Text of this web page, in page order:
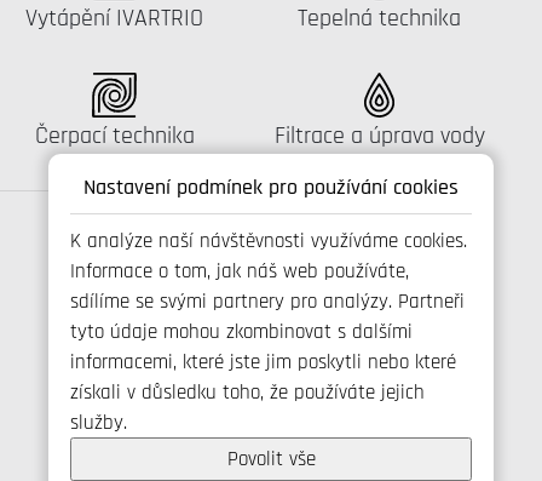
Nastavení podmínek pro používání cookies
K analýze naší návštěvnosti využíváme cookies.
Informace o tom, jak náš web používáte,
sdílíme se svými partnery pro analýzy. Partneři
tyto údaje mohou zkombinovat s dalšími
informacemi, které jste jim poskytli nebo které
získali v důsledku toho, že používáte jejich
služby.
Povolit vše
Katalog:
Vytápění IVARTRIO Katalog:
Tepelná technika
Katalog:
Čerpací technika Katalog:
Filtrace a úprava vody
Spojte se s námi
+420 800 173 965
Ochrana osobních udajů